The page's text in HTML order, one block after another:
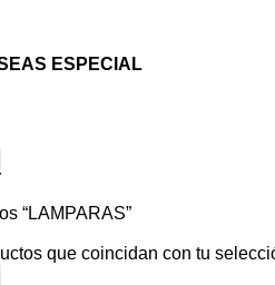
ESPECIAL
“LAMPARAS”
que coincidan con tu